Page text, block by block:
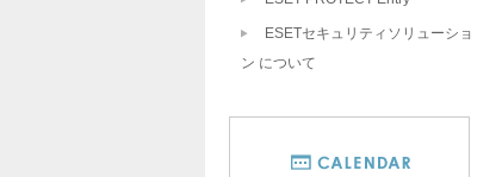
ESETセキュリティソリューショ
ン について